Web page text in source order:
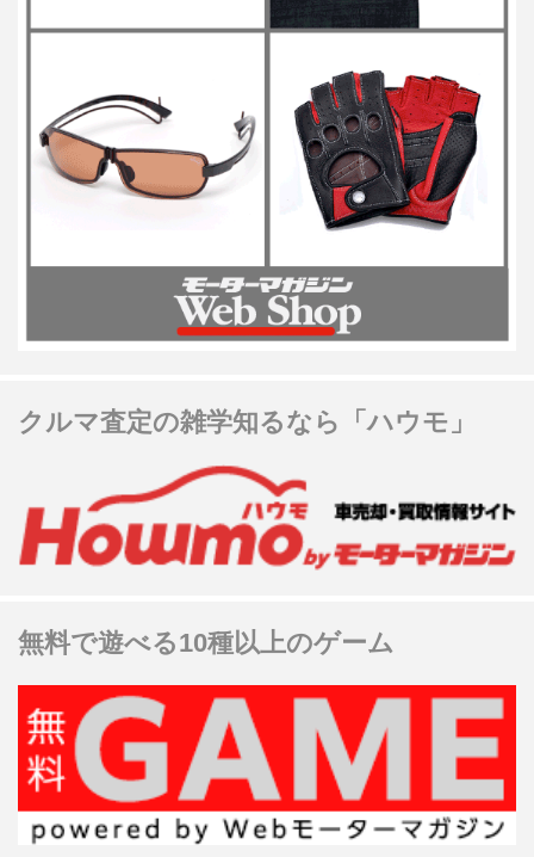
クルマ査定の雑学知るなら「ハウモ」
無料で遊べる10種以上のゲーム